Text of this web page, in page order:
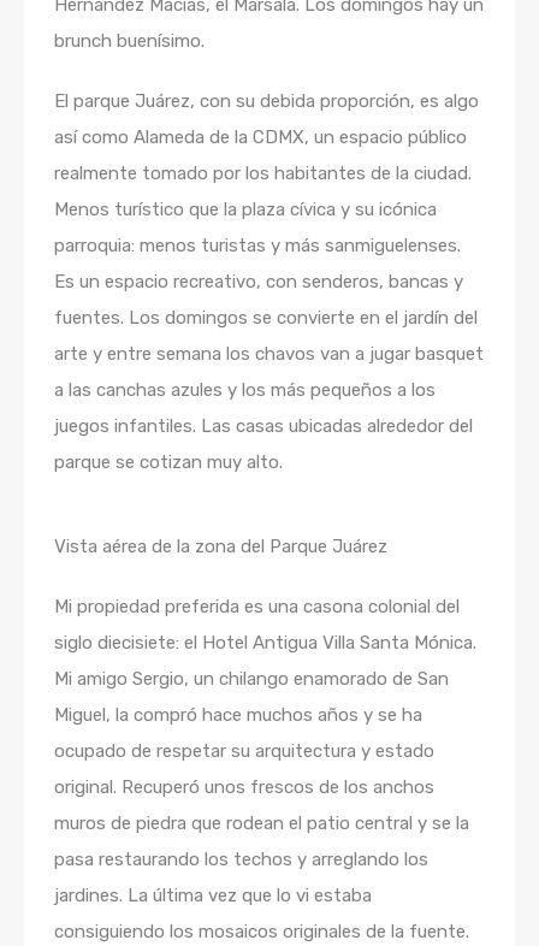
Hernández Macias, el Marsala. Los domingos hay un
brunch buenísimo.
El parque Juárez, con su debida proporción, es algo
así como Alameda de la CDMX, un espacio público
realmente tomado por los habitantes de la ciudad.
Menos turístico que la plaza cívica y su icónica
parroquia: menos turistas y más sanmiguelenses.
Es un espacio recreativo, con senderos, bancas y
fuentes. Los domingos se convierte en el jardín del
arte y entre semana los chavos van a jugar basquet
a las canchas azules y los más pequeños a los
juegos infantiles. Las casas ubicadas alrededor del
parque se cotizan muy alto.
Vista aérea de la zona del Parque Juárez
Mi propiedad preferida es una casona colonial del
siglo diecisiete: el Hotel Antigua Villa Santa Mónica.
Mi amigo Sergio, un chilango enamorado de San
Miguel, la compró hace muchos años y se ha
ocupado de respetar su arquitectura y estado
original. Recuperó unos frescos de los anchos
muros de piedra que rodean el patio central y se la
pasa restaurando los techos y arreglando los
jardines. La última vez que lo vi estaba
consiguiendo los mosaicos originales de la fuente.